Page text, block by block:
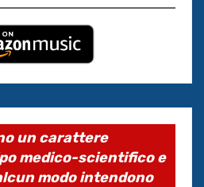
un carattere
medico-scientifico e
modo intendono